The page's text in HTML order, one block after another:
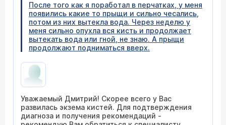
После того как я поработал в перчатках, у меня
появились какие то прыщи и сильно чесались,
потом из них вытекла вода. Через неделю у
меня сильно опухла вся кисть и продолжает
вытекать вода или гной, не знаю. А прыщи
продолжают подниматься вверх.
Уважаемый Дмитрий! Скорее всего у Вас
развилась экзема кистей. Для подтверждения
диагноза и получения рекомендаций -